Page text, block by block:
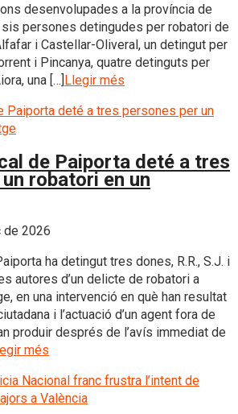
desenvolupades a la província de
sis persones detingudes per robatori de
i Castellar-Oliveral, un detingut per
i Pincanya, quatre detinguts per
una […]Llegir més
de Paiporta deté a tres
robatori en un
de 2026
ha detingut tres dones, R.R., S.J. i
autores d’un delicte de robatori a
en una intervenció en què han resultat
i l’actuació d’un agent fora de
produir després de l’avís immediat de
més